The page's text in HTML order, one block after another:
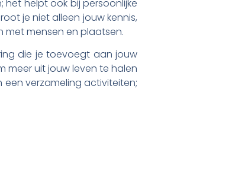
helpt ook bij persoonlijke
je niet alleen jouw kennis,
met mensen en plaatsen.
die je toevoegt aan jouw
meer uit jouw leven te halen
verzameling activiteiten;